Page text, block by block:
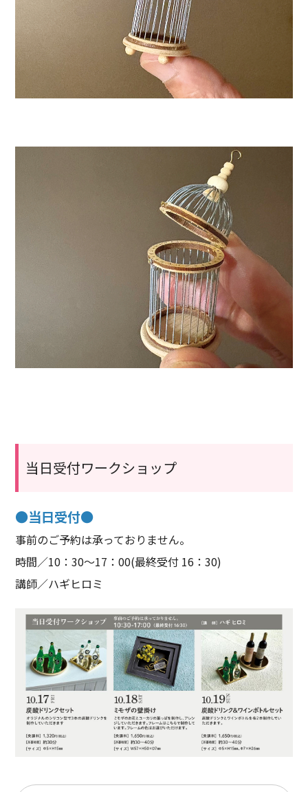
当日受付ワークショップ
●当日受付●
事前のご予約は承っておりません。
時間／10：30～17：00(最終受付 16：30)
講師／ハギヒロミ